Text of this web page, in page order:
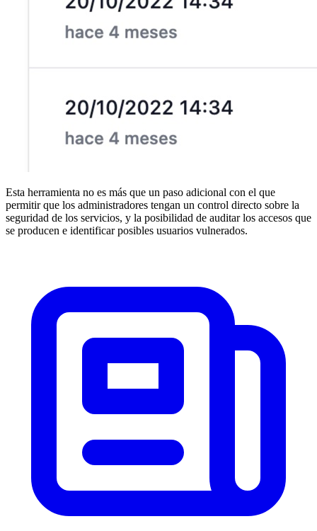
Esta herramienta no es más que un paso adicional con el que
permitir que los administradores tengan un control directo sobre la
seguridad de los servicios, y la posibilidad de auditar los accesos que
se producen e identificar posibles usuarios vulnerados.